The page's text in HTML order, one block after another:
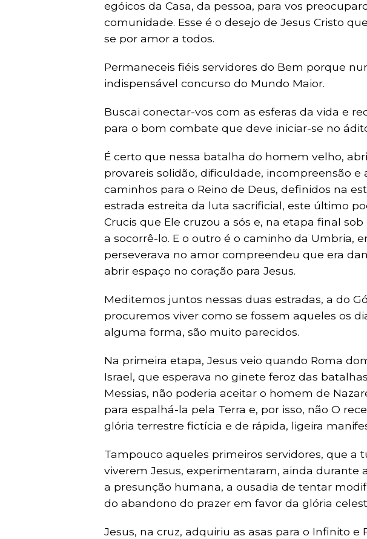
egóicos da Casa, da pessoa, para vos
comunidade. Esse é o desejo de Jesus Cristo
se por amor a todos.
Permaneceis fiéis servidores do Bem porque
indispensável concurso do Mundo Maior.
Buscai conectar-vos com as esferas da vida e
para o bom combate que deve iniciar-se no
É certo que nessa batalha do homem velho,
provareis solidão, dificuldade, incompreensão e
caminhos para o Reino de Deus, definidos na
estrada estreita da luta sacrificial, este último
Crucis que Ele cruzou a sós e, na etapa final
a socorrê-lo. E o outro é o caminho da Umbria,
perseverava no amor compreendeu que era
abrir espaço no coração para Jesus.
Meditemos juntos nessas duas estradas, a do
procuremos viver como se fossem aqueles os
alguma forma, são muito parecidos.
Na primeira etapa, Jesus veio quando Roma
Israel, que esperava no ginete feroz das
Messias, não poderia aceitar o homem de
para espalhá-la pela Terra e, por isso, não O
glória terrestre fictícia e de rápida, ligeira
Tampouco aqueles primeiros servidores, que a
viverem Jesus, experimentaram, ainda durante
a presunção humana, a ousadia de tentar
do abandono do prazer em favor da glória
Jesus, na cruz, adquiriu as asas para o Infinito e